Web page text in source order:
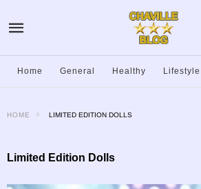
Home General Healthy Lifestyle
HOME LIMITED EDITION DOLLS
Limited Edition Dolls